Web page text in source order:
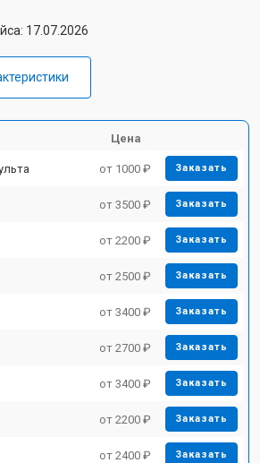
17.07.2026
Цена
от 1000 ₽ Заказать
от 3500 ₽ Заказать
от 2200 ₽ Заказать
от 2500 ₽ Заказать
от 3400 ₽ Заказать
от 2700 ₽ Заказать
от 3400 ₽ Заказать
от 2200 ₽ Заказать
от 2400 ₽ Заказать